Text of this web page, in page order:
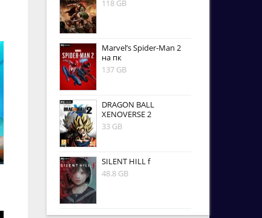
118 GB
Marvel’s Spider-Man 2
на пк
137 GB
DRAGON BALL
XENOVERSE 2
33 GB
SILENT HILL f
48.8 GB